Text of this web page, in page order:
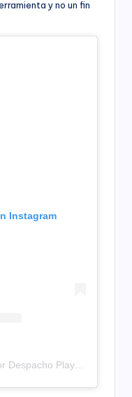
y no un fin
Instagram